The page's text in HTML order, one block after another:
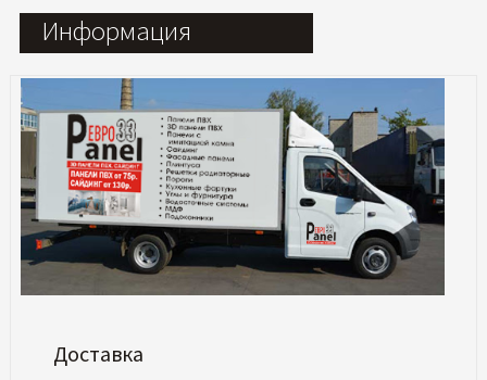
Информация
Доставка